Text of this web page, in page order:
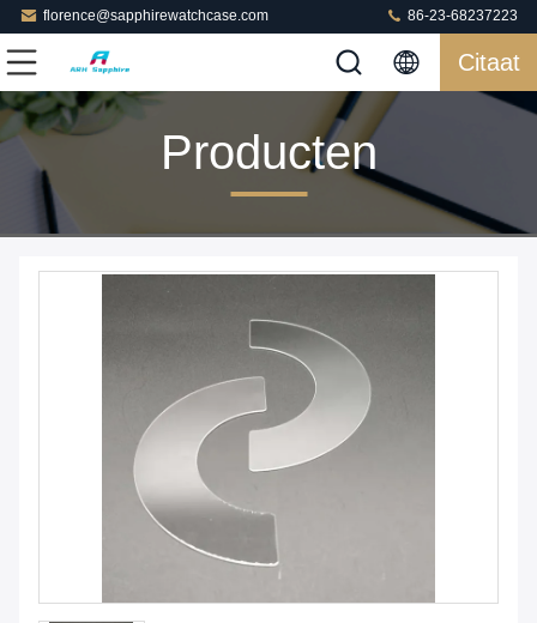
florence@sapphirewatchcase.com 86-23-68237223
Citaat
Producten